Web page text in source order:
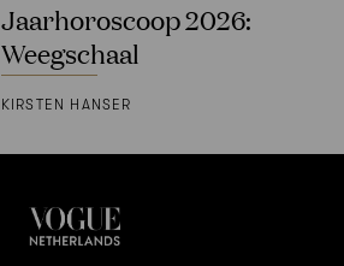
Jaarhoroscoop 2026:
Weegschaal
KIRSTEN HANSER